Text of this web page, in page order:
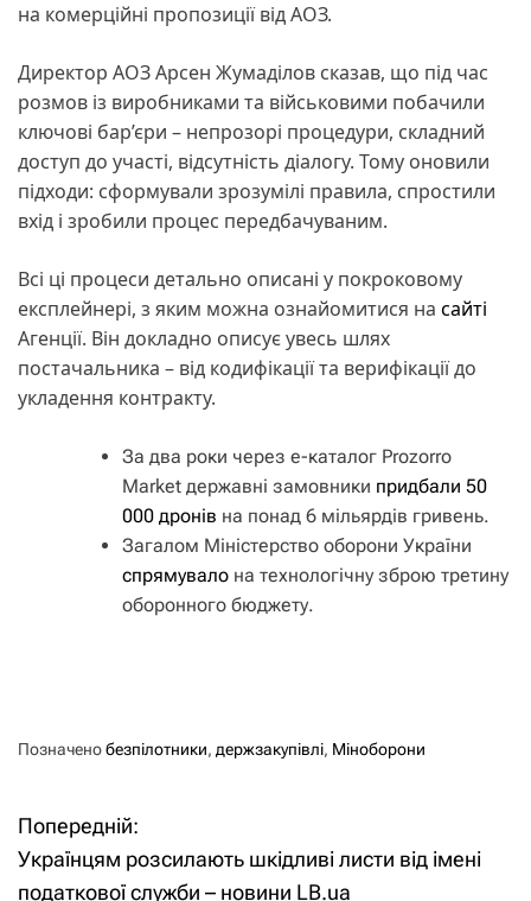
на комерційні пропозиції від АОЗ.
Директор АОЗ Арсен Жумаділов сказав, що під час
розмов із виробниками та військовими побачили
ключові бар’єри – непрозорі процедури, складний
доступ до участі, відсутність діалогу. Тому оновили
підходи: сформували зрозумілі правила, спростили
вхід і зробили процес передбачуваним.
Всі ці процеси детально описані у покроковому
експлейнері, з яким можна ознайомитися на сайті
Агенції. Він докладно описує увесь шлях
постачальника – від кодифікації та верифікації до
укладення контракту.
За два роки через е-каталог Prozorro
Market державні замовники придбали 50
000 дронів на понад 6 мільярдів гривень.
Загалом Міністерство оборони України
спрямувало на технологічну зброю третину
оборонного бюджету.
Позначенобезпілотники, держзакупівлі, Міноборони
Н
а
Попередній:
Українцям розсилають шкідливі листи від імені
податкової служби – новини LB.ua